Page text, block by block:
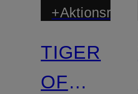
+Aktionsrabatt
TIGER
OF